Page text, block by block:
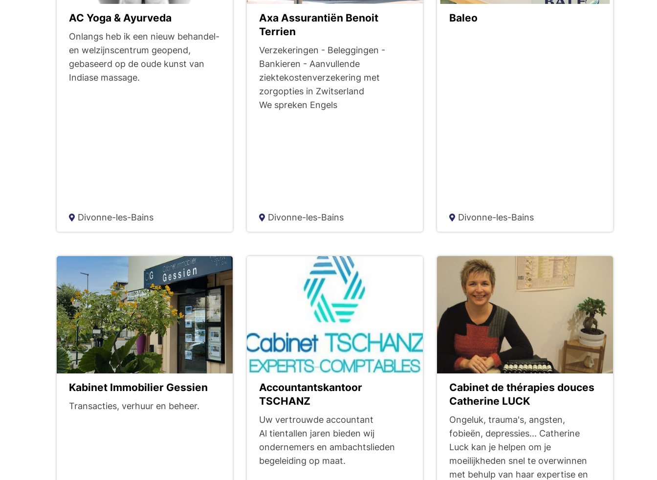
l
t
a
l
a
r
e
c
h
e
AC Yoga & Ayurveda
Onlangs heb ik een nieuw behandel-
en welzijnscentrum geopend,
gebaseerd op de oude kunst van
Indiase massage.
Divonne-les-Bains
Axa Assurantiën Benoit
Terrien
Verzekeringen - Beleggingen -
Bankieren - Aanvullende
ziektekostenverzekering met
zorgopties in Zwitserland
We spreken Engels
Divonne-les-Bains
Baleo
Divonne-les-Bains
Kabinet Immobilier Gessien
Transacties, verhuur en beheer.
Accountantskantoor
TSCHANZ
Uw vertrouwde accountant
Al tientallen jaren bieden wij
ondernemers en ambachtslieden
begeleiding op maat.
Cabinet de thérapies douces
Catherine LUCK
Ongeluk, trauma's, angsten,
fobieën, depressies... Catherine
Luck kan je helpen om je
moeilijkheden snel te overwinnen
met behulp van haar expertise en